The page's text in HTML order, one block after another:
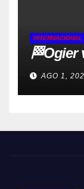
INTERNACIONAL
🏁Ogier
AGO 1,